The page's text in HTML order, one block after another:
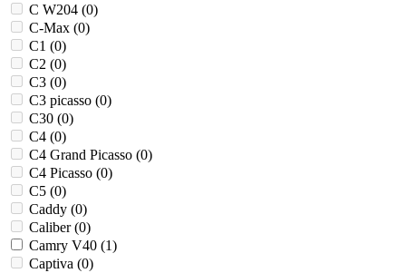
C W204 (0)
C-Max (0)
C1 (0)
C2 (0)
C3 (0)
C3 picasso (0)
C30 (0)
C4 (0)
C4 Grand Picasso (0)
C4 Picasso (0)
C5 (0)
Caddy (0)
Caliber (0)
Camry V40 (1)
Captiva (0)